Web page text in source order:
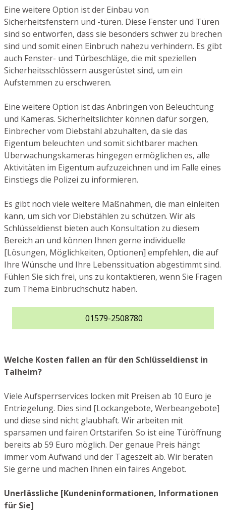
Eine weitere Option ist der Einbau von
Sicherheitsfenstern und -türen. Diese Fenster und Türen
sind so entworfen, dass sie besonders schwer zu brechen
sind und somit einen Einbruch nahezu verhindern. Es gibt
auch Fenster- und Türbeschläge, die mit speziellen
Sicherheitsschlössern ausgerüstet sind, um ein
Aufstemmen zu erschweren.
Eine weitere Option ist das Anbringen von Beleuchtung
und Kameras. Sicherheitslichter können dafür sorgen,
Einbrecher vom Diebstahl abzuhalten, da sie das
Eigentum beleuchten und somit sichtbarer machen.
Überwachungskameras hingegen ermöglichen es, alle
Aktivitäten im Eigentum aufzuzeichnen und im Falle eines
Einstiegs die Polizei zu informieren.
Es gibt noch viele weitere Maßnahmen, die man einleiten
kann, um sich vor Diebstählen zu schützen. Wir als
Schlüsseldienst bieten auch Konsultation zu diesem
Bereich an und können Ihnen gerne individuelle
[Lösungen, Möglichkeiten, Optionen] empfehlen, die auf
Ihre Wünsche und Ihre Lebenssituation abgestimmt sind.
Fühlen Sie sich frei, uns zu kontaktieren, wenn Sie Fragen
zum Thema Einbruchschutz haben.
01579-2508780
Welche Kosten fallen an für den Schlüsseldienst in
Talheim?
Viele Aufsperrservices locken mit Preisen ab 10 Euro je
Entriegelung. Dies sind [Lockangebote, Werbeangebote]
und diese sind nicht glaubhaft. Wir arbeiten mit
sparsamen und fairen Ortstarifen. So ist eine Türöffnung
bereits ab 59 Euro möglich. Der genaue Preis hängt
immer vom Aufwand und der Tageszeit ab. Wir beraten
Sie gerne und machen Ihnen ein faires Angebot.
Unerlässliche [Kundeninformationen, Informationen
für Sie]